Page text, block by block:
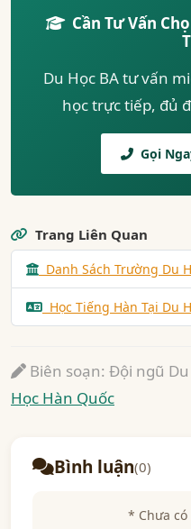
Cần Tư Vấn
Du Học BA tư vấn
học trực tiếp, đủ
Gọi
Trang Liên Quan
Danh Sách Trường Du
Học Tiếng Hàn Tại Du
Biên soạn: Đội ngũ
Học Hàn Quốc
Bình luận(0)
* Chưa